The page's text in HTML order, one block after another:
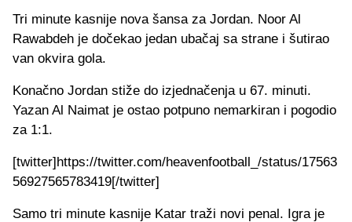
Tri minute kasnije nova šansa za Jordan. Noor Al
Rawabdeh je dočekao jedan ubačaj sa strane i šutirao
van okvira gola.
Konačno Jordan stiže do izjednačenja u 67. minuti.
Yazan Al Naimat je ostao potpuno nemarkiran i pogodio
za 1:1.
[twitter]https://twitter.com/heavenfootball_/status/17563
56927565783419[/twitter]
Samo tri minute kasnije Katar traži novi penal. Igra je